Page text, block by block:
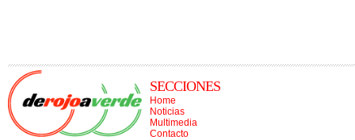
SECCIONES
Home
Noticias
Multimedia
Contacto